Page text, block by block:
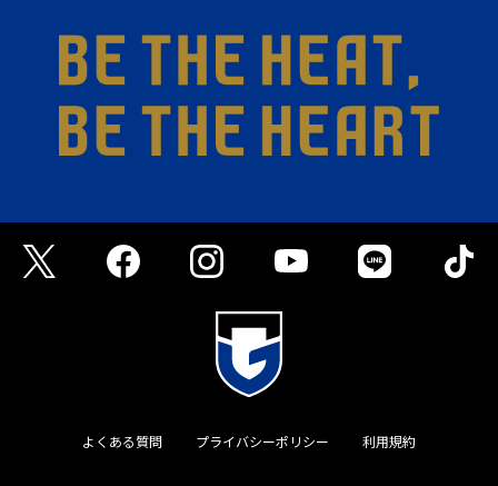
よくある質問 プライバシーポリシー 利用規約